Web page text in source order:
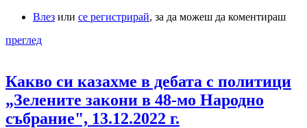
Влез или се регистрирай, за да можеш да коментираш
преглед
Какво си казахме в дебата с политици
„Зелените закони в 48-мо Народно
събрание", 13.12.2022 г.